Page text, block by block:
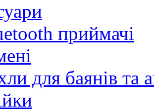
приймачі
для баянів та